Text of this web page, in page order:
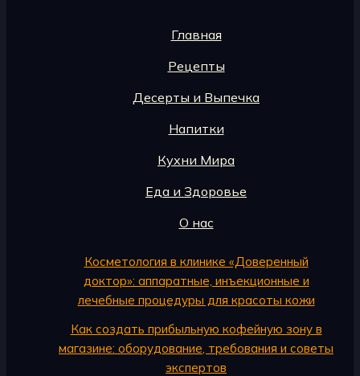
Главная
Рецепты
Десерты и Выпечка
Напитки
Кухни Мира
Еда и Здоровье
О нас
Косметология в клинике «Доверенный
доктор»: аппаратные, инъекционные и
лечебные процедуры для красоты кожи
Как создать прибыльную кофейную зону в
магазине: оборудование, требования и советы
экспертов